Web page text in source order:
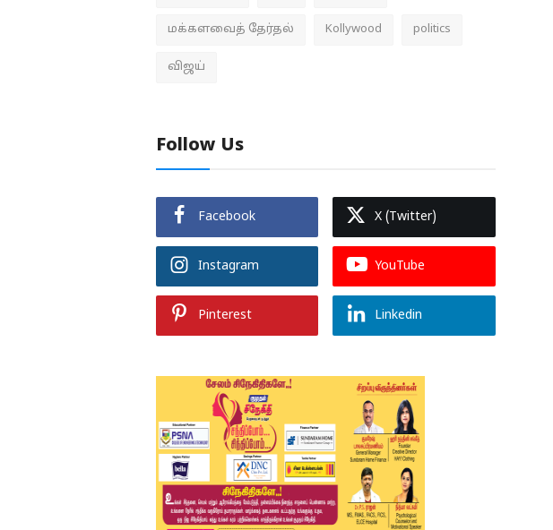
மக்களவைத் தேர்தல் Kollywood politics
விஜய்
Follow Us
Facebook X (Twitter)
Instagram YouTube
Pinterest Linkedin